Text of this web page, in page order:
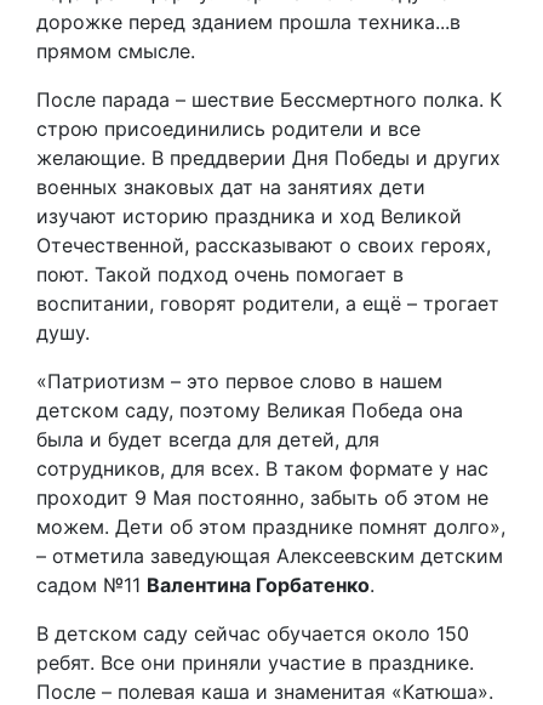
дорожке перед зданием прошла техника...в
прямом смысле.
После парада – шествие Бессмертного полка. К
строю присоединились родители и все
желающие. В преддверии Дня Победы и других
военных знаковых дат на занятиях дети
изучают историю праздника и ход Великой
Отечественной, рассказывают о своих героях,
поют. Такой подход очень помогает в
воспитании, говорят родители, а ещё – трогает
душу.
«Патриотизм – это первое слово в нашем
детском саду, поэтому Великая Победа она
была и будет всегда для детей, для
сотрудников, для всех. В таком формате у нас
проходит 9 Мая постоянно, забыть об этом не
можем. Дети об этом празднике помнят долго»,
– отметила заведующая Алексеевским детским
садом №11 Валентина Горбатенко.
В детском саду сейчас обучается около 150
ребят. Все они приняли участие в празднике.
После – полевая каша и знаменитая «Катюша».